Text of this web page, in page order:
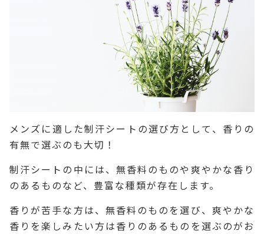
メンズに適した制汗シートの選び方として、香りの
有無で選ぶのも大切！
制汗シートの中には、無香料のものや爽やかな香り
のあるものなど、豊富な種類が存在します。
香りが苦手な方は、無香料のものを選び、爽やかな
香りを楽しみたい方は香りのあるものを選ぶのがお